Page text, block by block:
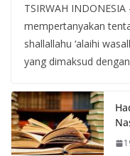
TSIRWAH
mempertanyakan
shallallahu ‘alaihi
yang dimaksud dengan